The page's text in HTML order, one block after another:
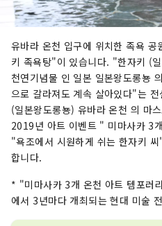
유바라 온천 입구에 위치한 족욕
키 족욕탕"이 있습니다. "한자키 (
천연기념물 인 일본 일본왕도롱뇽
으로 갈라져도 계속 살아있다"는
(일본왕도롱뇽) 유바라 온천 의 마
2019년 아트 이벤트 " 미마사카 3
"욕조에서 시원하게 쉬는 한자키
합니다.
* "미마사카 3개 온천 아트 템포러
에서 3년마다 개최되는 현대 미술